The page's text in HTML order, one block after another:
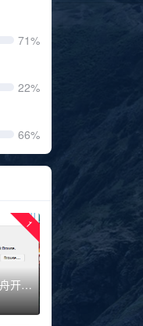
71%
22%
66%
1
ARK Server Manager (方舟开服器简易教程)